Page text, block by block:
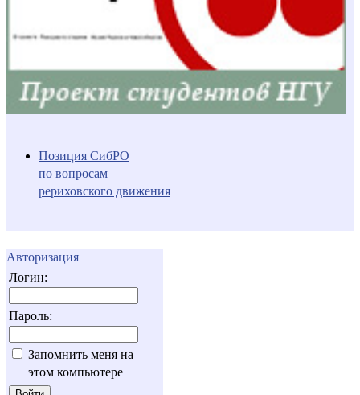
Позиция СибРО
по вопросам
рериховского движения
Авторизация
Логин:
Пароль:
Запомнить меня на
этом компьютере